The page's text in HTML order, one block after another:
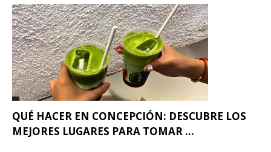
QUÉ HACER EN CONCEPCIÓN: DESCUBRE LOS
MEJORES LUGARES PARA TOMAR ...